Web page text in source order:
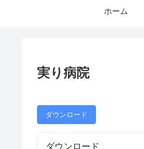
ホーム
実り病院
ダウンロード
ダウンロード